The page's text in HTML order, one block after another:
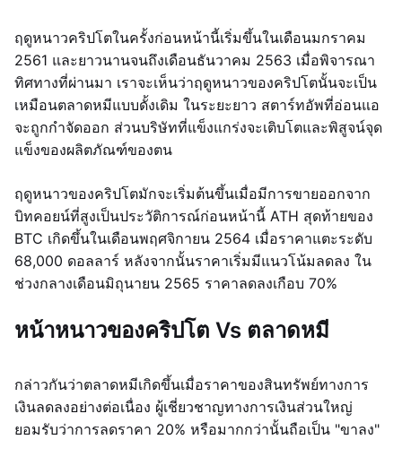
ฤดูหนาวคริปโตในครั้งก่อนหน้านี้เริ่มขึ้นในเดือนมกราคม
2561 และยาวนานจนถึงเดือนธันวาคม 2563 เมื่อพิจารณา
ทิศทางที่ผ่านมา เราจะเห็นว่าฤดูหนาวของคริปโตนั้นจะเป็น
เหมือนตลาดหมีแบบดั้งเดิม ในระยะยาว สตาร์ทอัพที่อ่อนแอ
จะถูกกำจัดออก ส่วนบริษัทที่แข็งแกร่งจะเติบโตและพิสูจน์จุด
แข็งของผลิตภัณฑ์ของตน
ฤดูหนาวของคริปโตมักจะเริ่มต้นขึ้นเมื่อมีการขายออกจาก
บิทคอยน์ที่สูงเป็นประวัติการณ์ก่อนหน้านี้ ATH สุดท้ายของ
BTC เกิดขึ้นในเดือนพฤศจิกายน 2564 เมื่อราคาแตะระดับ
68,000 ดอลลาร์ หลังจากนั้นราคาเริ่มมีแนวโน้มลดลง ใน
ช่วงกลางเดือนมิถุนายน 2565 ราคาลดลงเกือบ 70%
หน้าหนาวของคริปโต Vs ตลาดหมี
กล่าวกันว่าตลาดหมีเกิดขึ้นเมื่อราคาของสินทรัพย์ทางการ
เงินลดลงอย่างต่อเนื่อง ผู้เชี่ยวชาญทางการเงินส่วนใหญ่
ยอมรับว่าการลดราคา 20% หรือมากกว่านั้นถือเป็น "ขาลง"